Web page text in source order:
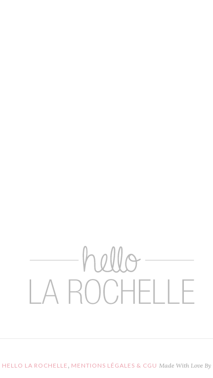
HELLO LA ROCHELLE , MENTIONS LÉGALES & CGU Made With Love By